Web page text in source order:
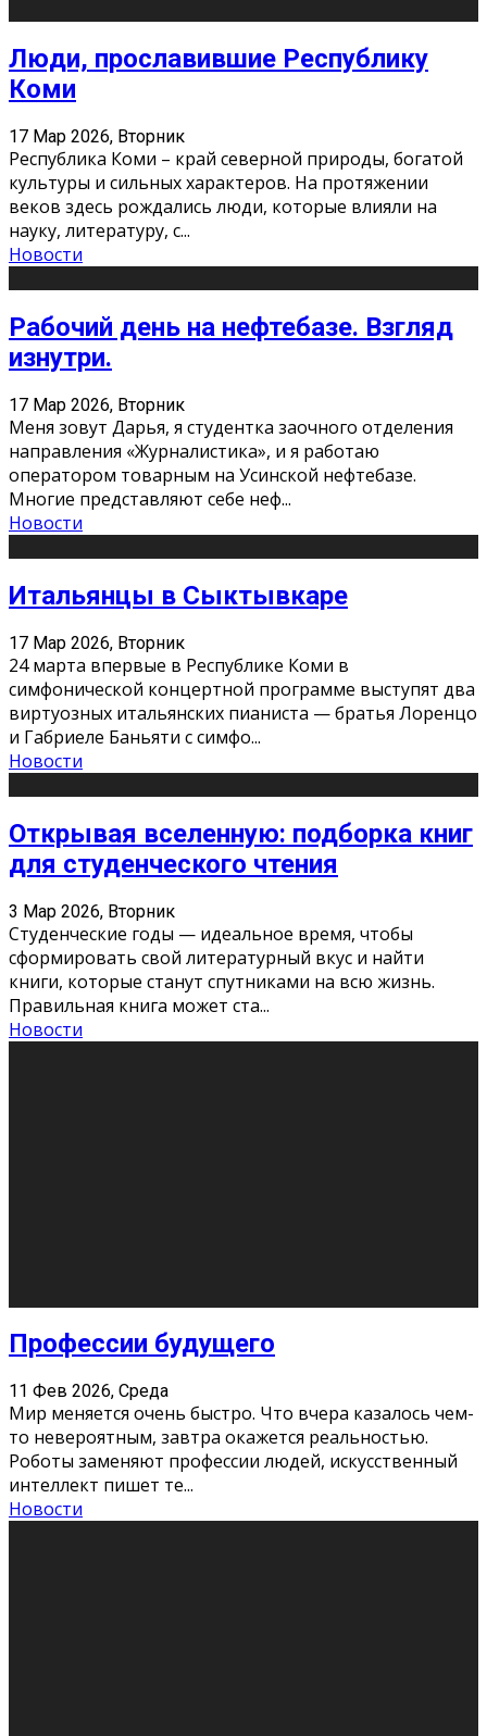
Люди, прославившие Республику
Коми
17 Мар 2026, Вторник
Республика Коми – край северной природы, богатой
культуры и сильных характеров. На протяжении
веков здесь рождались люди, которые влияли на
науку, литературу, с...
Новости
Рабочий день на нефтебазе. Взгляд
изнутри.
17 Мар 2026, Вторник
Меня зовут Дарья, я студентка заочного отделения
направления «Журналистика», и я работаю
оператором товарным на Усинской нефтебазе.
Многие представляют себе неф...
Новости
Итальянцы в Сыктывкаре
17 Мар 2026, Вторник
24 марта впервые в Республике Коми в
симфонической концертной программе выступят два
виртуозных итальянских пианиста — братья Лоренцо
и Габриеле Баньяти с симфо...
Новости
Открывая вселенную: подборка книг
для студенческого чтения
3 Мар 2026, Вторник
Студенческие годы — идеальное время, чтобы
сформировать свой литературный вкус и найти
книги, которые станут спутниками на всю жизнь.
Правильная книга может ста...
Новости
Как бороться со стрессом
11 Фев 2026, Среда
Стресс – нормальная реакция организма, когда
факторов, воздействующих на твой организм
больше, чем ресурсов. Есть советы, как бороться со
стрессовым состояни
Новости